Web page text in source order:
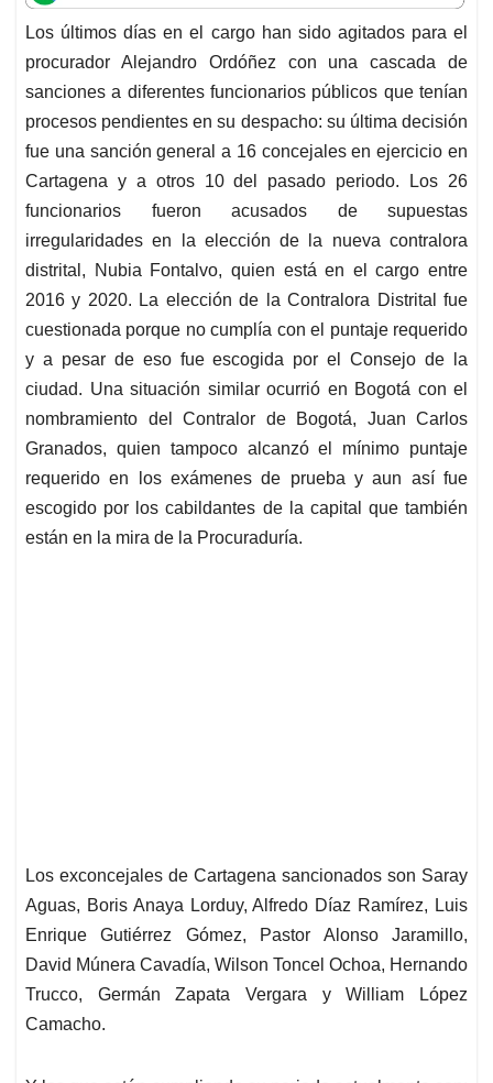
t
s
A
p
p
e
b
o
o
k
k
e
d
I
n
i
l
e
a
d
s
Los últimos días en el cargo han sido agitados para el
procurador Alejandro Ordóñez con una cascada de
sanciones a diferentes funcionarios públicos que tenían
procesos pendientes en su despacho: su última decisión
fue una sanción general a 16 concejales en ejercicio en
Cartagena y a otros 10 del pasado periodo. Los 26
funcionarios fueron acusados de supuestas
irregularidades en la elección de la nueva contralora
distrital, Nubia Fontalvo, quien está en el cargo entre
2016 y 2020. La elección de la Contralora Distrital fue
cuestionada porque no cumplía con el puntaje requerido
y a pesar de eso fue escogida por el Consejo de la
ciudad. Una situación similar ocurrió en Bogotá con el
nombramiento del Contralor de Bogotá, Juan Carlos
Granados, quien tampoco alcanzó el mínimo puntaje
requerido en los exámenes de prueba y aun así fue
escogido por los cabildantes de la capital que también
están en la mira de la Procuraduría.
Los exconcejales de Cartagena sancionados son Saray
Aguas, Boris Anaya Lorduy, Alfredo Díaz Ramírez, Luis
Enrique Gutiérrez Gómez, Pastor Alonso Jaramillo,
David Múnera Cavadía, Wilson Toncel Ochoa, Hernando
Trucco, Germán Zapata Vergara y William López
Camacho.